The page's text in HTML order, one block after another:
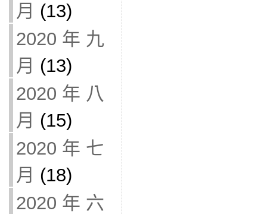
月 (13)
2020 年 九
月 (13)
2020 年 八
月 (15)
2020 年 七
月 (18)
2020 年 六